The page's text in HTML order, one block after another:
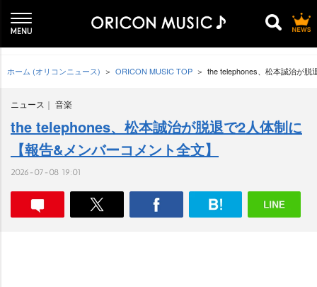
ホーム (オリコンニュース) ORICON MUSIC TOP the telephones、松本誠治が脱
ニュース 音楽
the telephones、松本誠治が脱退で2人体制に
【報告&メンバーコメント全文】
2026-07-08 19:01